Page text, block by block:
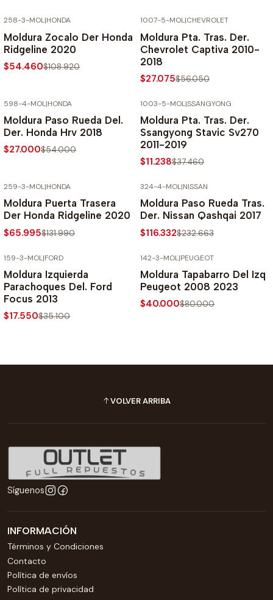
258-3-MOL|HONDA
Moldura Zocalo Der Honda
Ridgeline 2020
$54.460$108.920
1007-5-MOL|CHEVROLET
Moldura Pta. Tras. Der.
Chevrolet Captiva 2010-
2018
$27.075$56.050
598-4-MOL|HONDA
Moldura Paso Rueda Del.
Der. Honda Hrv 2018
$27.000$54.000
1003-5-MOL|SSANGYONG
Moldura Pta. Tras. Der.
Ssangyong Stavic Sv270
2011-2019
$11.238$37.460
259-3-MOL|HONDA
Moldura Puerta Trasera
Der Honda Ridgeline 2020
$65.995$131.990
324-4-MOL|NISSAN
Moldura Paso Rueda Tras.
Der. Nissan Qashqai 2017
$116.332$232.663
159-3-MOL|FORD
Moldura Izquierda
Parachoques Del. Ford
Focus 2013
$17.550$35.100
142-3-MOL|PEUGEOT
Moldura Tapabarro Del Izq
Peugeot 2008 2023
$40.000$80.000
VOLVER ARRIBA
Síguenos
INFORMACIÓN
Términos y Condiciones
Contacto
Política de envíos
Política de privacidad